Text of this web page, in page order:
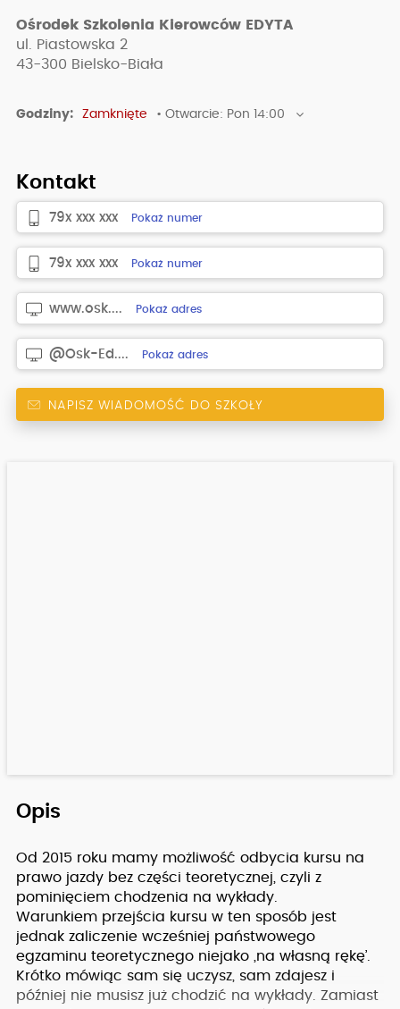
Ośrodek Szkolenia Kierowców EDYTA
ul. Piastowska 2
43-300 Bielsko-Biała
Godziny: Zamknięte • Otwarcie: Pon 14:00
Kontakt
79x xxx xxx Pokaż numer
79x xxx xxx Pokaż numer
www.osk.... Pokaż adres
@Osk-Ed.... Pokaż adres
NAPISZ WIADOMOŚĆ DO SZKOŁY
Opis
Od 2015 roku mamy możliwość odbycia kursu na
prawo jazdy bez części teoretycznej, czyli z
pominięciem chodzenia na wykłady.
Warunkiem przejścia kursu w ten sposób jest
jednak zaliczenie wcześniej państwowego
egzaminu teoretycznego niejako ‚na własną rękę’.
Krótko mówiąc sam się uczysz, sam zdajesz i
później nie musisz już chodzić na wykłady. Zamiast